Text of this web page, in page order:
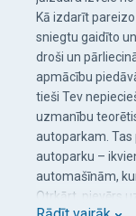
Kā izdarīt
sniegtu gaidīto
droši un
apmācību
tieši Tev
uzmanību
autoparkam.
autoparku –
automašīnām,
Otrkārt, pievērs